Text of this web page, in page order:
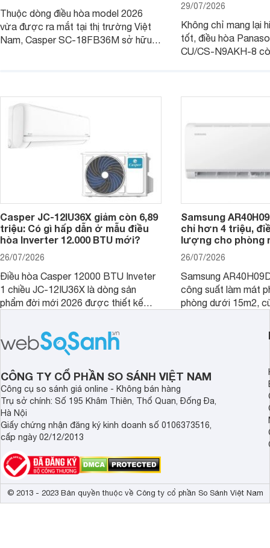
Thuộc dòng điều hòa model 2026
vừa được ra mắt tại thị trường Việt
Nam, Casper SC-18FB36M sở hữu
nhiều tính năng và công nghệ hiện đại.
29/07/2026
Không chỉ mang lại
tốt, điều hòa
CU/CS-N9AKH-8
Casper JC-12IU36X giảm còn 6,89
triệu: Có gì hấp dẫn ở mẫu điều
hòa Inverter 12.000 BTU mới?
26/07/2026
Điều hòa Casper 12000 BTU Inveter
1 chiều JC-12IU36X là dòng sản
phẩm đời mới 2026 được thiết kế
sở hữu khả năng làm mát tốt mà còn
có giá bán rất hợp lý.
Samsung
chỉ hơn 4 triệu,
lượng cho phòng
26/07/2026
Samsung
công suất làm mát
phòng dưới 15m2,
phòng ngủ, phòng
CÔNG TY CỔ PHẦN SO SÁNH VIỆT NAM
Công cụ so sánh giá online - Không bán hàng
Trụ sở chính: Số 195 Khâm Thiên, Thổ Quan, Đống Đa,
Hà Nội
Giấy chứng nhận đăng ký kinh doanh số 0106373516,
cấp ngày 02/12/2013
© 2013 - 2023 Bản quyền thuộc về Công ty cổ phần So Sánh Việt Nam